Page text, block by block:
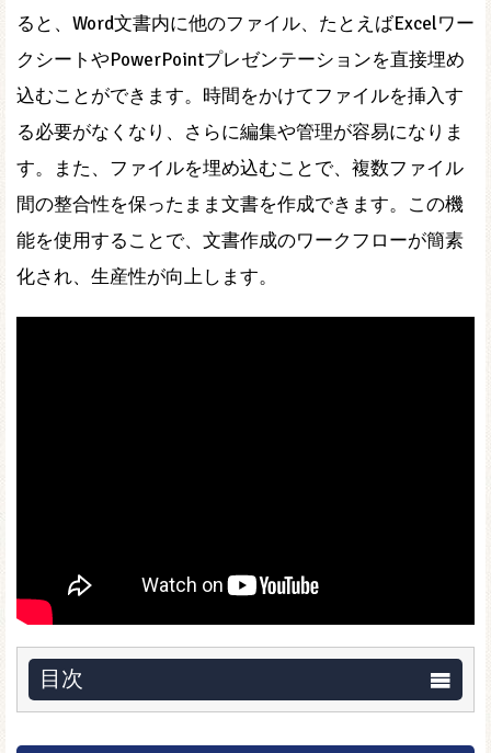
ると、Word文書内に他のファイル、たとえばExcelワー
クシートやPowerPointプレゼンテーションを直接埋め
込むことができます。時間をかけてファイルを挿入す
る必要がなくなり、さらに編集や管理が容易になりま
す。また、ファイルを埋め込むことで、複数ファイル
間の整合性を保ったまま文書を作成できます。この機
能を使用することで、文書作成のワークフローが簡素
化され、生産性が向上します。
目次